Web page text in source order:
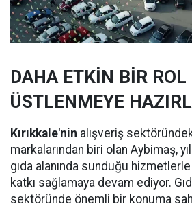
DAHA ETKİN BİR ROL
ÜSTLENMEYE
Kırıkkale'nin alışveriş
markalarından biri olan Aybimaş,
gıda alanında sunduğu
katkı sağlamaya devam ediyor.
sektöründe önemli bir konuma